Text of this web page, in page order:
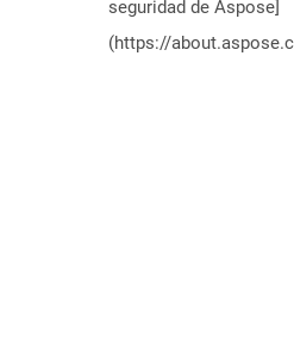
seguridad de Aspose]
(https://